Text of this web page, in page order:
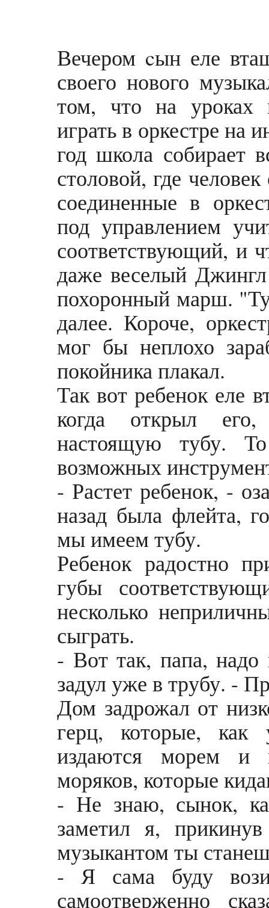
Вечером cын еле
своего нового
том, что на
играть в оркестре на
год школа собирает
столовой, где
соединенные в
под управлением
соответствующий, и
даже веселый
похоронный марш.
далее. Короче,
мог бы неплохо
покойника плакал.
Так вот ребенок еле
когда открыл
настоящую тубу.
возможных
- Растет ребенок, -
назад была флейта,
мы имеем тубу.
Ребенок радостно
губы
несколько
сыграть.
- Вот так, папа,
задул уже в трубу. -
Дом задрожал от
герц, которые, как
издаются морем и
моряков, которые
- Не знаю, сынок,
заметил я,
музыкантом ты
- Я сама буду
самоотверженно